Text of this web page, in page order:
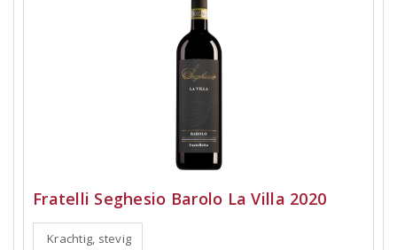
Fratelli Seghesio Barolo La Villa 2020
Krachtig, stevig